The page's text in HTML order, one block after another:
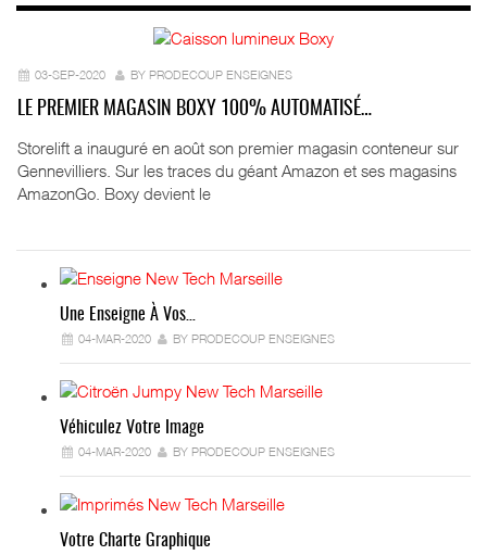
03-SEP-2020 BY PRODECOUP ENSEIGNES
LE PREMIER MAGASIN BOXY 100% AUTOMATISÉ…
Storelift a inauguré en août son premier magasin conteneur sur
Gennevilliers. Sur les traces du géant Amazon et ses magasins
AmazonGo. Boxy devient le
Une Enseigne À Vos…
04-MAR-2020 BY PRODECOUP ENSEIGNES
Véhiculez Votre Image
04-MAR-2020 BY PRODECOUP ENSEIGNES
Votre Charte Graphique